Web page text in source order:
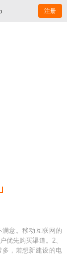
注册
意。移动互联网的
优先购买渠道。2、
，若想新建设的电